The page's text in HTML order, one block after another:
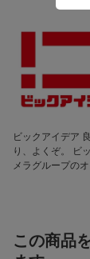
ビックアイデア
り、よくぞ。 ビ
メラグループの
この商品